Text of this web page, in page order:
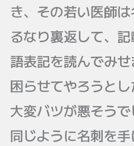
き、その若い医師
るなり裏返して、
語表記を読んでみせ
困らせてやろうと
大変バツが悪そうで
同じように名刺を